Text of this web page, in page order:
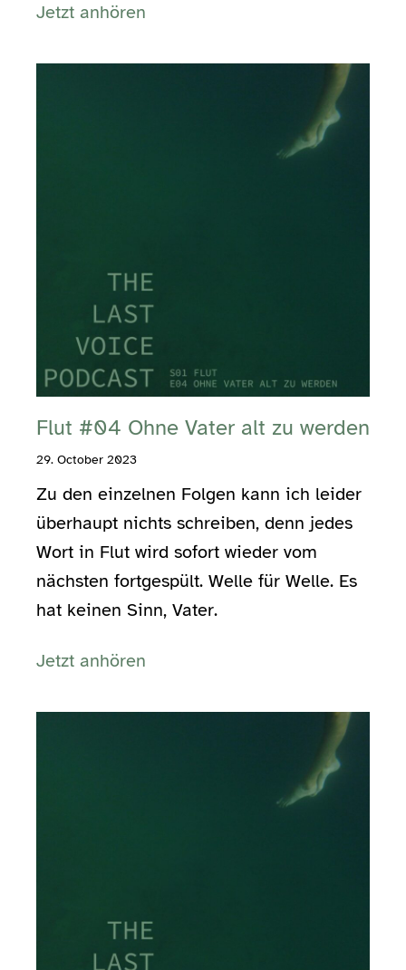
Jetzt anhören
Flut #04 Ohne Vater alt zu werden
29. October 2023
Zu den einzelnen Folgen kann ich leider
überhaupt nichts schreiben, denn jedes
Wort in Flut wird sofort wieder vom
nächsten fortgespült. Welle für Welle. Es
hat keinen Sinn, Vater.
Jetzt anhören